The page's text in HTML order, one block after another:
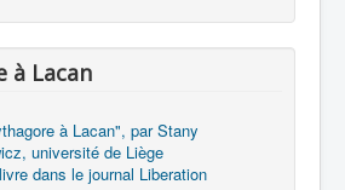
à Lacan
à Lacan", par Stany
université de Liège
dans le journal Liberation